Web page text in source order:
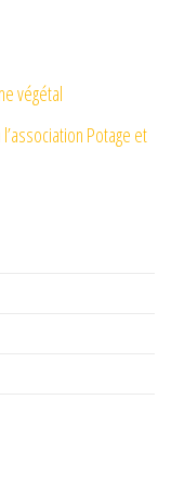
végétal
Potage et